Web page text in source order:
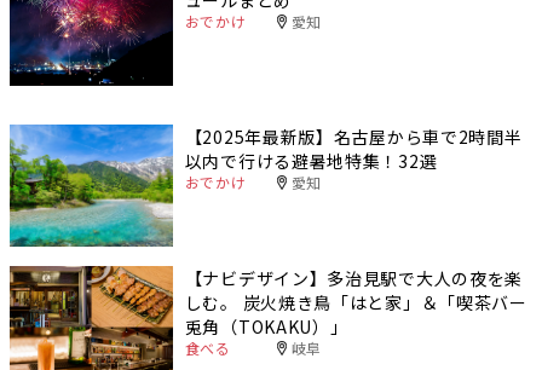
おでかけ 愛知
【2025年最新版】名古屋から車で2時間半
以内で行ける避暑地特集！32選
おでかけ 愛知
【ナビデザイン】多治見駅で大人の夜を楽
しむ。 炭火焼き鳥「はと家」＆「喫茶バー
兎角（TOKAKU）」
食べる 岐阜